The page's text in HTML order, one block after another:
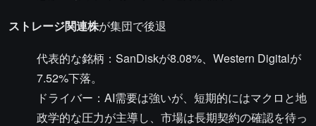
ストレージ関連株が集団で後退
代表的な銘柄：SanDiskが8.08%、Western Digitalが
7.52%下落。
ドライバー：AI需要は強いが、短期的にはマクロと地
政学的な圧力が主導し、市場は長期契約の確認を待っ